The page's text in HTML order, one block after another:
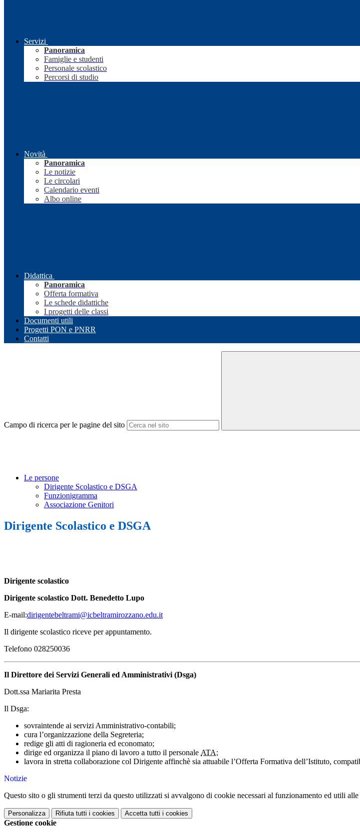
Servizi
Panoramica
Famiglie e studenti
Personale scolastico
Percorsi di studio
Novità
Panoramica
Le notizie
Le circolari
Calendario eventi
Albo online
Didattica
Panoramica
Offerta formativa
Le schede didattiche
I progetti delle classi
Documenti utili
Progetti PON e PNRR
Contatti
Campo di ricerca per le pagine del sito
Le persone
Dirigente Scolastico e DSGA
Funzionigramma
Associazione Genitori
Dirigente Scolastico e DSGA
Dirigente scolastico
Dirigente scolastico Dott. Benedetto Lupo
E-mail:dirigentebeltrami@icbeltramirozzano.edu.it
Il dirigente scolastico riceve per appuntamento.
Telefono 028250036
Il Direttore dei Servizi Generali ed Amministrativi (Dsga)
Dott.ssa Mariarita Presta
Il Dsga:
sovraintende ai servizi Amministrativo-contabili;
cura l’organizzazione della Segreteria;
redige gli atti di ragioneria ed economato;
dirige ed organizza il piano di lavoro a tutto il personale ATA;
lavora in stretta collaborazione col Dirigente affinchè sia attuabile l’Offerta Formativa dell’Istituto,
Notizie
Questo sito o gli strumenti terzi da questo utilizzati si avvalgono di cookie necessari al funzionamento ed utili
Personalizza Rifiuta tutti i cookies Accetta tutti i cookies
Gestione cookie